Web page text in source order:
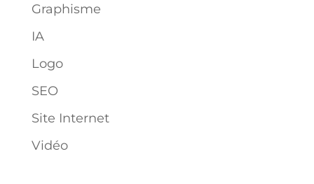
Graphisme
IA
Logo
SEO
Site Internet
Vidéo